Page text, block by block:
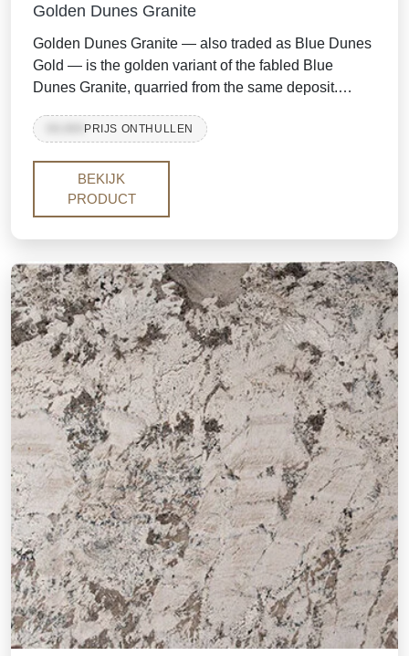
Golden Dunes Granite
Golden Dunes Granite — also traded as Blue Dunes
Gold — is the golden variant of the fabled Blue
Dunes Granite, quarried from the same deposit.
across the slab like windblown desert sand,
streaks. With its warm palette and dramatic
movement, it brings the luxury of an exotic stone to
kitchens, islands and feature walls.
PRIJS ONTHULLEN
BEKIJK
PRODUCT